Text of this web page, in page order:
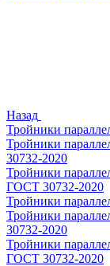
Назад
Тройники
Тройники
30732-2020
Тройники
ГОСТ 30732-2020
Тройники
Тройники
30732-2020
Тройники
ГОСТ 30732-2020